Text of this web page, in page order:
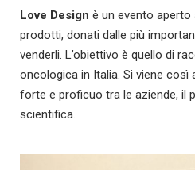
Love Design è un evento aperto
prodotti, donati dalle più
venderli. L’obiettivo è quello di
oncologica in Italia. Si viene così
forte e proficuo tra le aziende, il
scientifica.